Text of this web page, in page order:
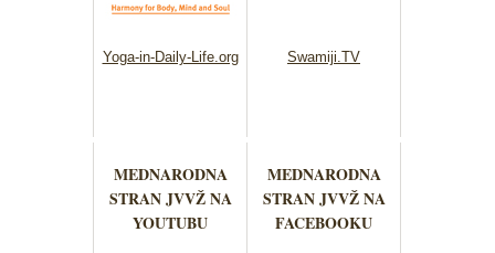
Yoga-in-Daily-Life.org Swamiji.TV
MEDNARODNA
STRAN JVVŽ NA
YOUTUBU
MEDNARODNA
STRAN JVVŽ NA
FACEBOOKU